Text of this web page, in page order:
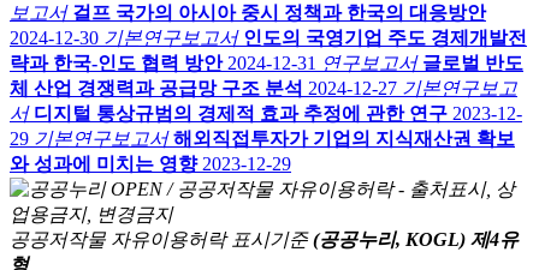
보고서 걸프 국가의 아시아 중시 정책과 한국의 대응방안
2024-12-30 기본연구보고서 인도의 국영기업 주도 경제개발전
략과 한국-인도 협력 방안 2024-12-31 연구보고서 글로벌 반도
체 산업 경쟁력과 공급망 구조 분석 2024-12-27 기본연구보고
서 디지털 통상규범의 경제적 효과 추정에 관한 연구 2023-12-
29 기본연구보고서 해외직접투자가 기업의 지식재산권 확보
와 성과에 미치는 영향 2023-12-29
공공저작물 자유이용허락 표시기준 (공공누리, KOGL) 제4유
형